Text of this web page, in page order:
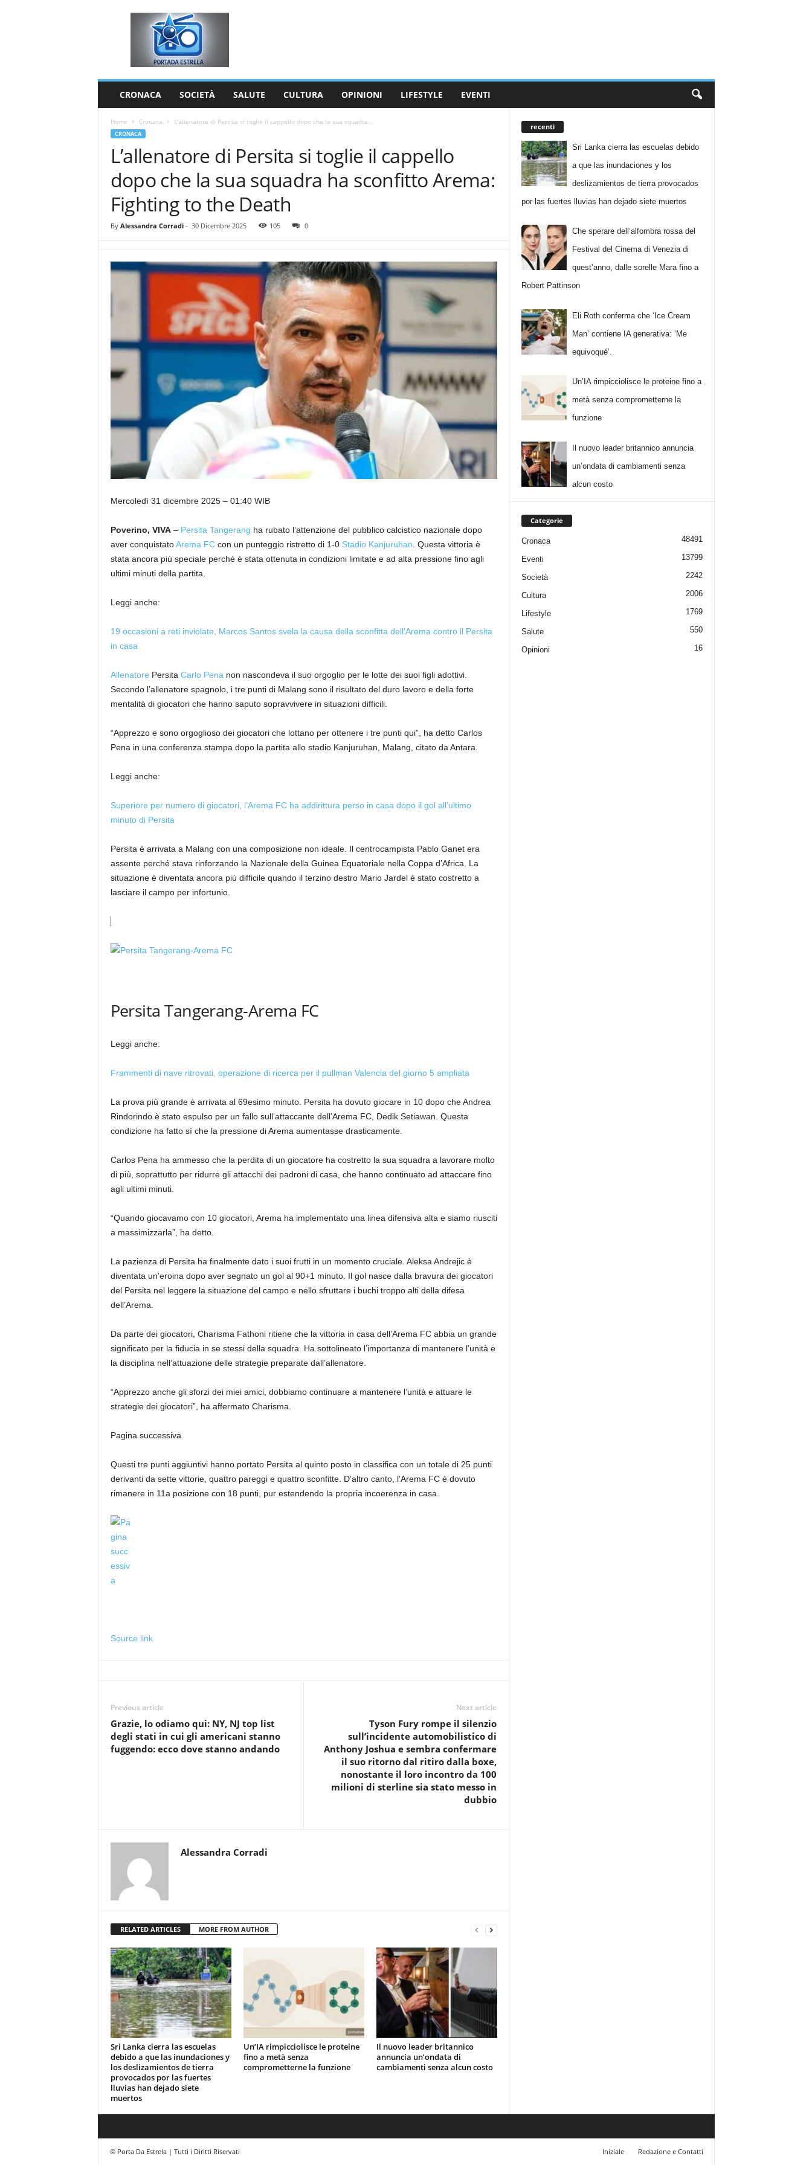
CRONACA SOCIETÀ SALUTE CULTURA OPINIONI LIFESTYLE EVENTI
Home Cronaca L’allenatore di Persita si toglie il cappello dopo che la sua squadra...
CRONACA
L’allenatore di Persita si toglie il cappello
dopo che la sua squadra ha sconfitto Arema:
Fighting to the Death
By Alessandra Corradi- 30 Dicembre 2025 105 0
Mercoledì 31 dicembre 2025 – 01:40 WIB
Poverino, VIVA– Persita Tangerang ha rubato l’attenzione del pubblico calcistico nazionale dopo
aver conquistatoArema FCcon un punteggio ristretto di 1-0 Stadio Kanjuruhan . Questa vittoria è
stata ancora più speciale perché è stata ottenuta in condizioni limitate e ad alta pressione fino agli
ultimi minuti della partita.
Leggi anche:
19 occasioni a reti inviolate, Marcos Santos svela la causa della sconfitta dell’Arema contro il Persita
in casa
Allenatore Persita Carlo Pena non nascondeva il suo orgoglio per le lotte dei suoi figli adottivi.
Secondo l’allenatore spagnolo, i tre punti di Malang sono il risultato del duro lavoro e della forte
mentalità di giocatori che hanno saputo sopravvivere in situazioni difficili.
“Apprezzo e sono orgoglioso dei giocatori che lottano per ottenere i tre punti qui”, ha detto Carlos
Pena in una conferenza stampa dopo la partita allo stadio Kanjuruhan, Malang, citato da Antara.
Leggi anche:
Superiore per numero di giocatori, l’Arema FC ha addirittura perso in casa dopo il gol all’ultimo
minuto di Persita
Persita è arrivata a Malang con una composizione non ideale. Il centrocampista Pablo Ganet era
assente perché stava rinforzando la Nazionale della Guinea Equatoriale nella Coppa d’Africa. La
situazione è diventata ancora più difficile quando il terzino destro Mario Jardel è stato costretto a
lasciare il campo per infortunio.
Persita Tangerang-Arema FC
Leggi anche:
Frammenti di nave ritrovati, operazione di ricerca per il pullman Valencia del giorno 5 ampliata
La prova più grande è arrivata al 69esimo minuto. Persita ha dovuto giocare in 10 dopo che Andrea
Rindorindo è stato espulso per un fallo sull’attaccante dell’Arema FC, Dedik Setiawan. Questa
condizione ha fatto sì che la pressione di Arema aumentasse drasticamente.
Carlos Pena ha ammesso che la perdita di un giocatore ha costretto la sua squadra a lavorare molto
di più, soprattutto per ridurre gli attacchi dei padroni di casa, che hanno continuato ad attaccare fino
agli ultimi minuti.
“Quando giocavamo con 10 giocatori, Arema ha implementato una linea difensiva alta e siamo riusciti
a massimizzarla”, ha detto.
La pazienza di Persita ha finalmente dato i suoi frutti in un momento cruciale. Aleksa Andrejic è
diventata un’eroina dopo aver segnato un gol al 90+1 minuto. Il gol nasce dalla bravura dei giocatori
del Persita nel leggere la situazione del campo e nello sfruttare i buchi troppo alti della difesa
dell’Arema.
Da parte dei giocatori, Charisma Fathoni ritiene che la vittoria in casa dell’Arema FC abbia un grande
significato per la fiducia in se stessi della squadra. Ha sottolineato l’importanza di mantenere l’unità e
la disciplina nell’attuazione delle strategie preparate dall’allenatore.
“Apprezzo anche gli sforzi dei miei amici, dobbiamo continuare a mantenere l’unità e attuare le
strategie dei giocatori”, ha affermato Charisma.
Pagina successiva
Questi tre punti aggiuntivi hanno portato Persita al quinto posto in classifica con un totale di 25 punti
derivanti da sette vittorie, quattro pareggi e quattro sconfitte. D’altro canto, l’Arema FC è dovuto
rimanere in 11a posizione con 18 punti, pur estendendo la propria incoerenza in casa.
Source link
Previous article
Grazie, lo odiamo qui: NY, NJ top list
degli stati in cui gli americani stanno
fuggendo: ecco dove stanno andando
Next article
Tyson Fury rompe il silenzio
sull’incidente automobilistico di
Anthony Joshua e sembra confermare
il suo ritorno dal ritiro dalla boxe,
nonostante il loro incontro da 100
milioni di sterline sia stato messo in
dubbio
Alessandra Corradi
RELATED ARTICLES MORE FROM AUTHOR
Sri Lanka cierra las escuelas
debido a que las inundaciones y
los deslizamientos de tierra
provocados por las fuertes
lluvias han dejado siete
muertos
Un’IA rimpicciolisce le proteine
fino a metà senza
comprometterne la funzione
Il nuovo leader britannico
annuncia un’ondata di
cambiamenti senza alcun costo
recenti
Sri Lanka cierra las escuelas debido
a que las inundaciones y los
deslizamientos de tierra provocados
por las fuertes lluvias han dejado siete muertos
Che sperare dell’alfombra rossa del
Festival del Cinema di Venezia di
quest’anno, dalle sorelle Mara fino a
Robert Pattinson
Eli Roth conferma che ‘Ice Cream
Man’ contiene IA generativa: ‘Me
equivoqué’.
Un’IA rimpicciolisce le proteine fino a
metà senza comprometterne la
funzione
Il nuovo leader britannico annuncia
un’ondata di cambiamenti senza
alcun costo
Categorie
Cronaca 48491
Eventi 13799
Società 2242
Cultura 2006
Lifestyle 1769
Salute 550
Opinioni 16
Iniziale Redazione e Contatti
© Porta Da Estrela | Tutti i Diritti Riservati